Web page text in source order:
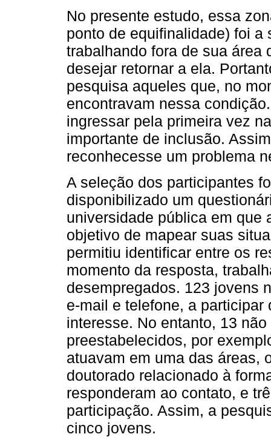
No presente estudo, essa
ponto de equifinalidade) foi
trabalhando fora de sua área
desejar retornar a ela.
pesquisa aqueles que, no
encontravam nessa
ingressar pela primeira vez
importante de inclusão.
reconhecesse um problema
A seleção dos participantes
disponibilizado um
universidade pública em que
objetivo de mapear suas
permitiu identificar entre os
momento da resposta,
desempregados. 123 jovens
e-mail e telefone, a
interesse. No entanto, 13
preestabelecidos, por
atuavam em uma das áreas,
doutorado relacionado à
responderam ao contato, e
participação. Assim, a
cinco jovens.